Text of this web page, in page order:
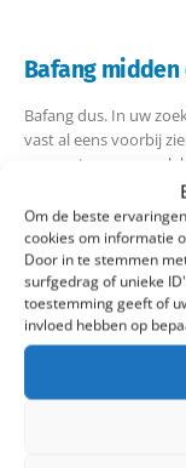
Om de beste
cookies om informatie
Door in te stemmen
surfgedrag of unieke
toestemming geeft of
invloed hebben op
Bafang
Bafang dus. In uw
vast al eens voorbij
van motoren voor
essentieel onderdeel
de kenmerken van
door sterkte kwaliteit,
ontwikkelingen op
fietsen....
21 april 2019